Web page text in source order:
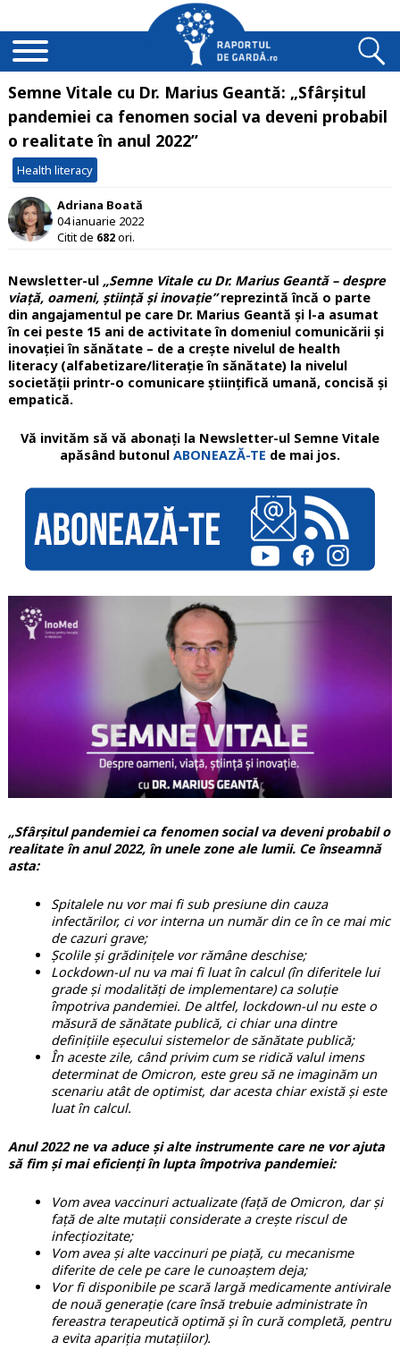
Semne Vitale cu Dr. Marius Geantă: „Sfârșitul
pandemiei ca fenomen social va deveni probabil
o realitate în anul 2022”
Health literacy
Adriana Boată
04 ianuarie 2022
Citit de 682ori.
Newsletter-ul „Semne Vitale cu Dr. Marius Geantă – despre
viață, oameni, știință și inovație”reprezintă încă o parte
din angajamentul pe care Dr. Marius Geantă și l-a asumat
în cei peste 15 ani de activitate în domeniul comunicării și
inovației în sănătate – de a crește nivelul de health
literacy (alfabetizare/literație în sănătate) la nivelul
societății printr-o comunicare științifică umană, concisă și
empatică.
Vă invităm să vă abonați la Newsletter-ul Semne Vitale
apăsând butonul ABONEAZĂ-TE de mai jos.
„Sfârșitul pandemiei ca fenomen social va deveni probabil o
realitate în anul 2022, în unele zone ale lumii. Ce înseamnă
asta:
Spitalele nu vor mai fi sub presiune din cauza
infectărilor, ci vor interna un număr din ce în ce mai mic
de cazuri grave;
Școlile și grădinițele vor rămâne deschise;
Lockdown-ul nu va mai fi luat în calcul (în diferitele lui
grade și modalități de implementare) ca soluție
împotriva pandemiei. De altfel, lockdown-ul nu este o
măsură de sănătate publică, ci chiar una dintre
definițiile eșecului sistemelor de sănătate publică;
În aceste zile, când privim cum se ridică valul imens
determinat de Omicron, este greu să ne imaginăm un
scenariu atât de optimist, dar acesta chiar există și este
luat în calcul.
Anul 2022 ne va aduce și alte instrumente care ne vor ajuta
să fim și mai eficienți în lupta împotriva pandemiei:
Vom avea vaccinuri actualizate (față de Omicron, dar și
față de alte mutații considerate a crește riscul de
infecțiozitate;
Vom avea și alte vaccinuri pe piață, cu mecanisme
diferite de cele pe care le cunoaștem deja;
Vor fi disponibile pe scară largă medicamente antivirale
de nouă generație (care însă trebuie administrate în
fereastra terapeutică optimă și în cură completă, pentru
a evita apariția mutațiilor).